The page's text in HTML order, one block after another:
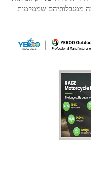
ממגבלותיהם שממקמות